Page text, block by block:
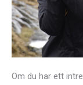
Om du har ett